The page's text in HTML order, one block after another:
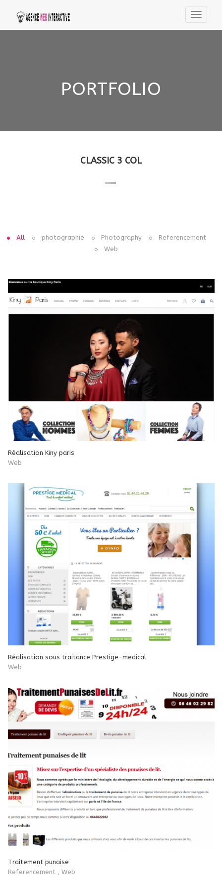
PORTFOLIO
CLASSIC 3 COL
All photographie Photography
Referencement
Web
Réalisation Kiny paris
Web
Réalisation sous traitance Prestige-medical
Web
Traitement punaise
Referencement , Web